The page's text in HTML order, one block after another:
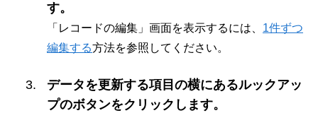
す。
「レコードの編集」画面を表示するには、 1件ずつ
編集する方法を参照してください。
データを更新する項目の横にあるルックアッ
プのボタンをクリックします。